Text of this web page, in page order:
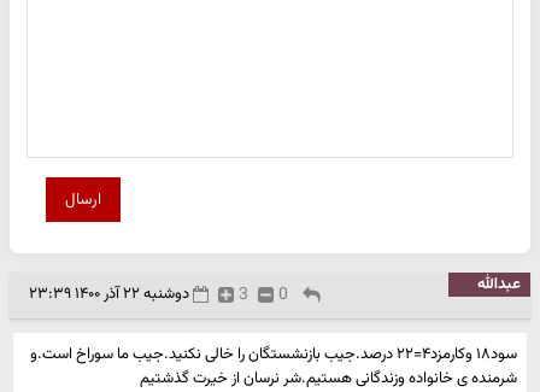
ارسال
عبدالله دوشنبه ۲۲ آذر ۱۴۰۰ ۲۳:۳۹ 0
3
سود۱۸ وکارمزد۴=۲۲ درصد.جیب بازنشستگان را خالی نکنید.جیب ما سوراخ است.و
شرمنده ی خانواده وزندگانی هستیم.شر نرسان از خیرت گذشتیم